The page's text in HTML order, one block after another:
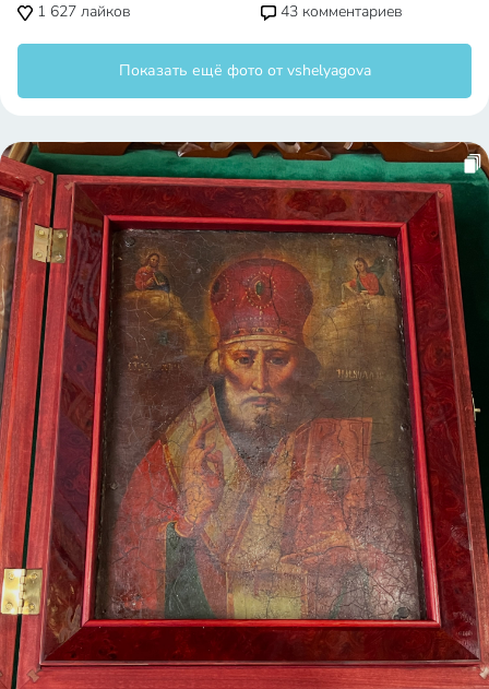
1 627 лайков 43 комментариев
Показать ещё фото от vshelyagova